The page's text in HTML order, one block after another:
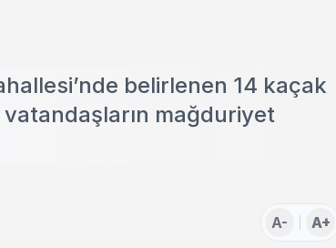
belirlenen 14 kaçak
vatandaşların mağduriyet
A- A+